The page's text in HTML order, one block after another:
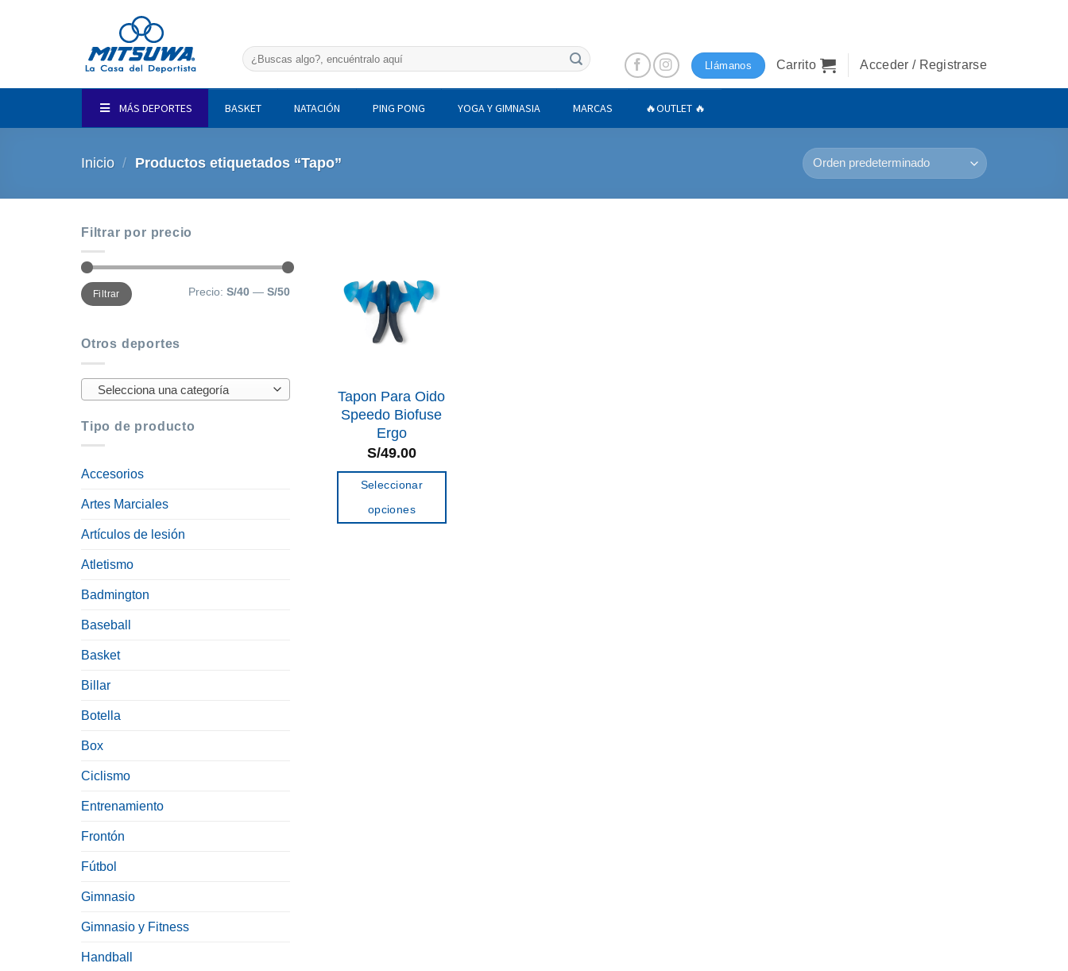
Buscar
por:
Llámanos Carrito Acceder / Registrarse
MÁS DEPORTES BASKET NATACIÓN PING PONG YOGA Y GIMNASIA MARCAS 🔥OUTLET 🔥
Inicio / Productos etiquetados “Tapo”
Filtrar por precio
Precio
mínimo
Precio
máximo
Filtrar Precio: S/40— S/50
Otros deportes
Selecciona una categoría
Tipo de producto
Accesorios
Artes Marciales
Artículos de lesión
Atletismo
Badmington
Baseball
Basket
Billar
Botella
Box
Ciclismo
Entrenamiento
Frontón
Fútbol
Gimnasio
Gimnasio y Fitness
Handball
Tapon Para Oido
Speedo Biofuse
Ergo
S/49.00
Seleccionar
opciones